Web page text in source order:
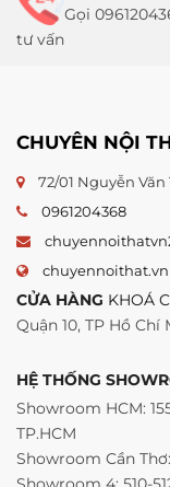
Gọi
tư vấn
CHUYÊN NỘI
72/01 Nguyễn
0961204368
chuyennoithat.vn
CỬA HÀNG KHOÁ
Quận 10, TP Hồ Chí
HỆ THỐNG
Showroom HCM:
TP.HCM
Showroom Cần